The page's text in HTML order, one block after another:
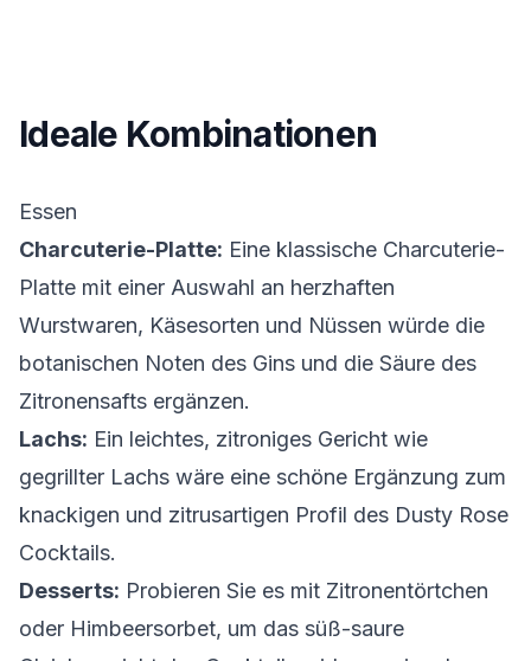
Ideale Kombinationen
Essen
Charcuterie-Platte: Eine klassische Charcuterie-
Platte mit einer Auswahl an herzhaften
Wurstwaren, Käsesorten und Nüssen würde die
botanischen Noten des Gins und die Säure des
Zitronensafts ergänzen.
Lachs: Ein leichtes, zitroniges Gericht wie
gegrillter Lachs wäre eine schöne Ergänzung zum
knackigen und zitrusartigen Profil des Dusty Rose
Cocktails.
Desserts: Probieren Sie es mit Zitronentörtchen
oder Himbeersorbet, um das süß-saure